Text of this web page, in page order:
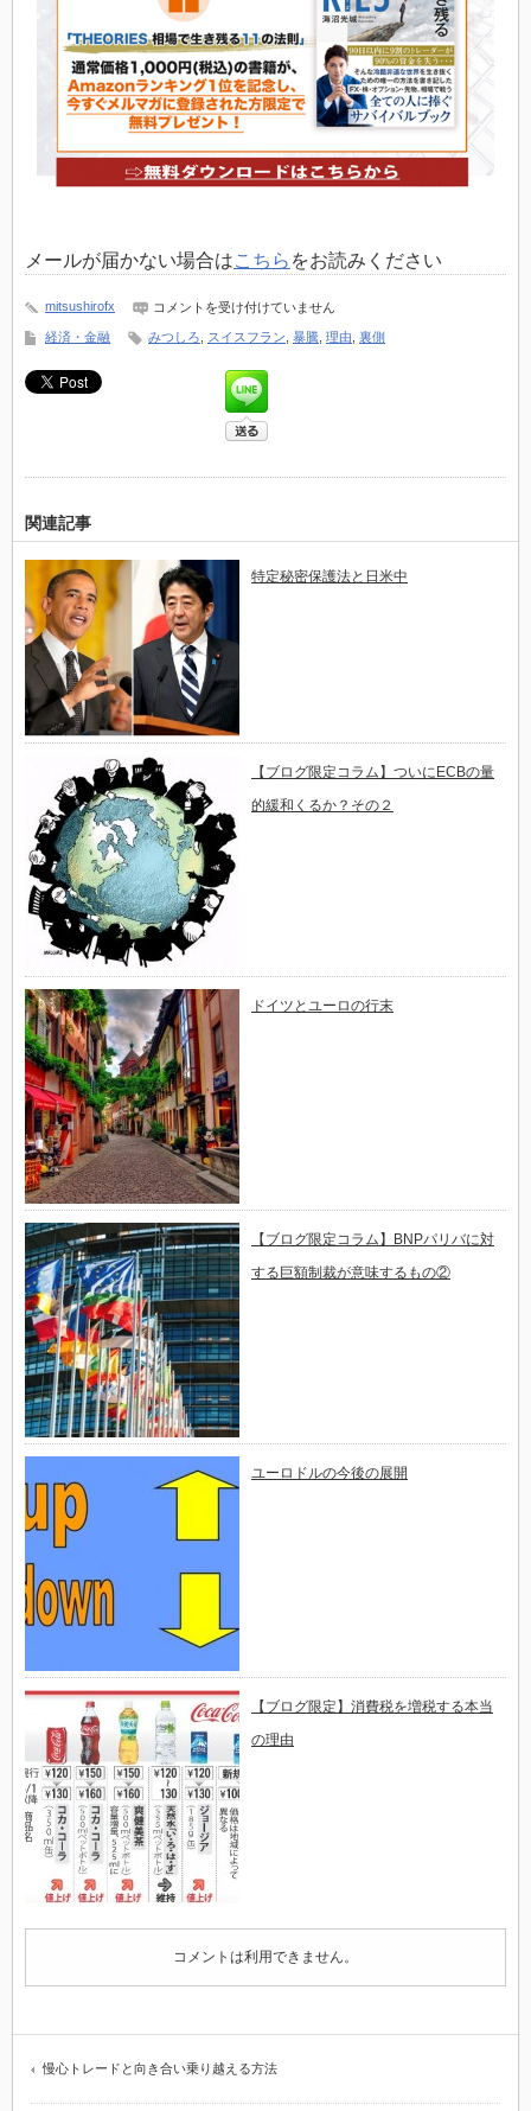
メールが届かない場合はこちら をお読みください
mitsushirofx
ス
ス
コメントを受け付けていません
経済・金融 みつしろ スイスフラン 暴騰 理由 裏側
関連記事
特定秘密保護法と日米中
【ブログ限定コラム】ついにECBの量
的緩和くるか？その２
ドイツとユーロの行末
【ブログ限定コラム】BNPパリバに対
する巨額制裁が意味するもの②
ユーロドルの今後の展開
【ブログ限定】消費税を増税する本当
の理由
コメントは利用できません。
慢心トレードと向き合い乗り越える方法